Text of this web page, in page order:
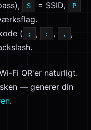
S = SSID, P
(
; , : , , ,
Fi QR'er naturligt.
— generer din
.